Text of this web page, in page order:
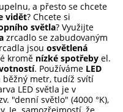
a přesto se chcete
vidět? Chcete si
světla? Využijte
zrcadlo se zabudovaným
jsou osvětlená
kromě nízké spotřeby el.
. Používáme LED
běžný metr, tudíž svítí
LED světla je v
"denní světlo" (4000 °K),